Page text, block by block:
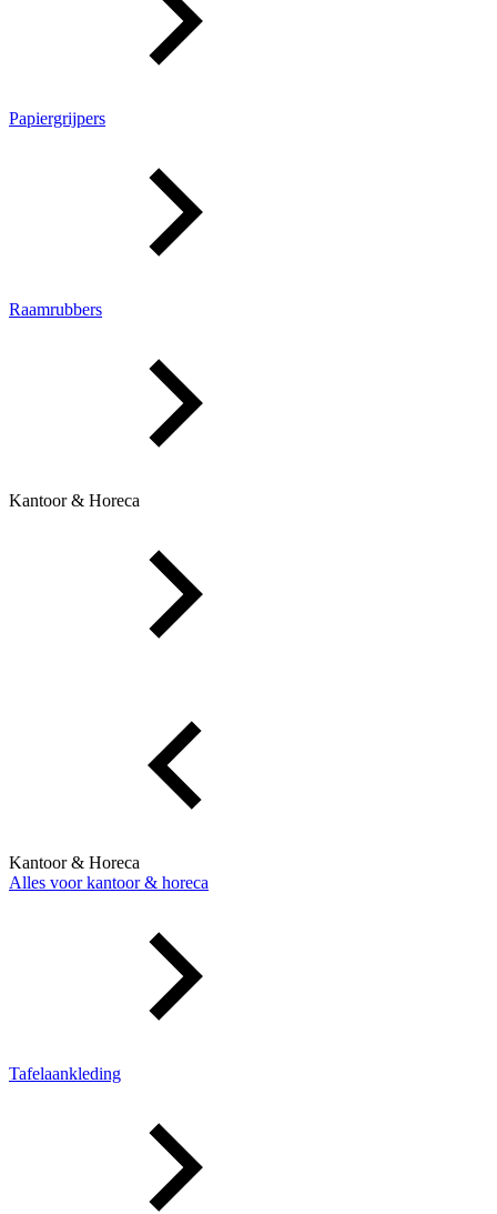
Papiergrijpers
Raamrubbers
Kantoor & Horeca
Kantoor & Horeca
Alles voor kantoor & horeca
Tafelaankleding